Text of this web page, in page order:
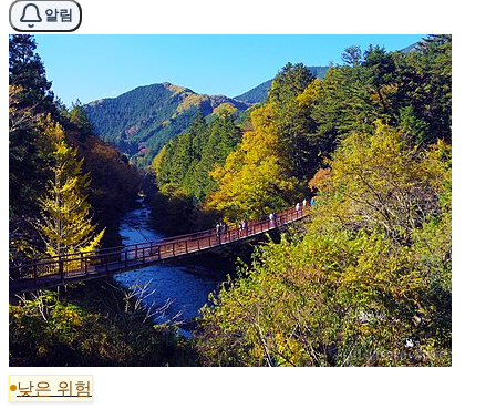
알림
낮은 위험